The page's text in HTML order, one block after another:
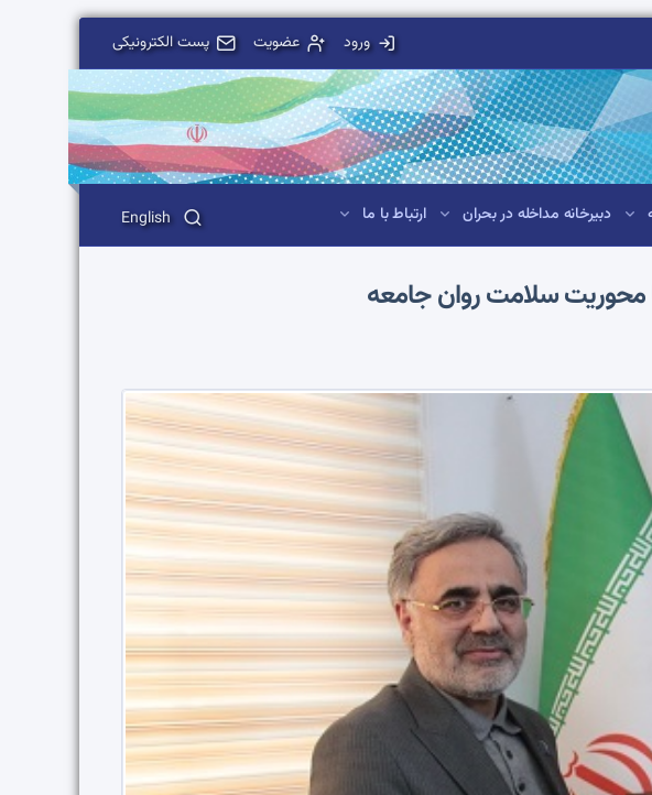
ورود عضویت پست الکترونیکی
دبیرخانه مداخله در بحران ارتباط با ما English
محوریت سلامت روان جامعه